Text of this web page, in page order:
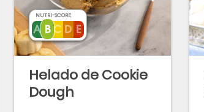
Helado de Cookie
Dough
NUTRI-SCORE